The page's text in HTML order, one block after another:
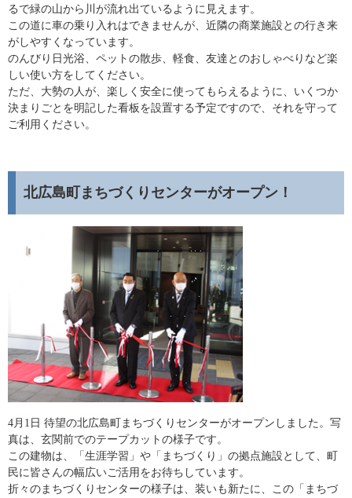
るで緑の山から川が流れ出ているように見えます。
この道に車の乗り入れはできませんが、近隣の商業施設との行き来
がしやすくなっています。
のんびり日光浴、ペットの散歩、軽食、友達とのおしゃべりなど楽
しい使い方をしてください。
ただ、大勢の人が、楽しく安全に使ってもらえるように、いくつか
決まりごとを明記した看板を設置する予定ですので、それを守って
ご利用ください。
北広島町まちづくりセンターがオープン！
4月1日 待望の北広島町まちづくりセンターがオープンしました。写
真は、玄関前でのテープカットの様子です。
この建物は、「生涯学習」や「まちづくり」の拠点施設として、町
民に皆さんの幅広いご活用をお待ちしています。
折々のまちづくりセンターの様子は、装いも新たに、この「まちづ